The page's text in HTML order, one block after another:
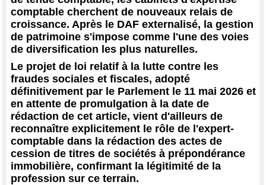
comptable cherchent de nouveaux relais de
croissance. Après le DAF externalisé, la gestion
de patrimoine s'impose comme l'une des voies
de diversification les plus naturelles.
Le projet de loi relatif à la lutte contre les
fraudes sociales et fiscales, adopté
définitivement par le Parlement le 11 mai 2026 et
en attente de promulgation à la date de
rédaction de cet article, vient d'ailleurs de
reconnaître explicitement le rôle de l'expert-
comptable dans la rédaction des actes de
cession de titres de sociétés à prépondérance
immobilière, confirmant la légitimité de la
profession sur ce terrain.